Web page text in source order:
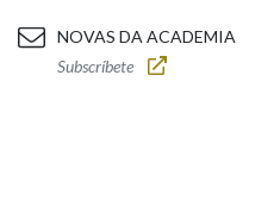
NOVAS DA ACADEMIA
Subscríbete